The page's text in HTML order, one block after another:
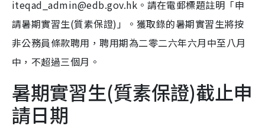
iteqad_admin@edb.gov.hk。請在電郵標題註明「申
請暑期實習生(質素保證)」。獲取錄的暑期實習生將按
非公務員條款聘用，聘用期為二零二六年六月中至八月
中，不超過三個月。
暑期實習生(質素保證)截止申
請日期